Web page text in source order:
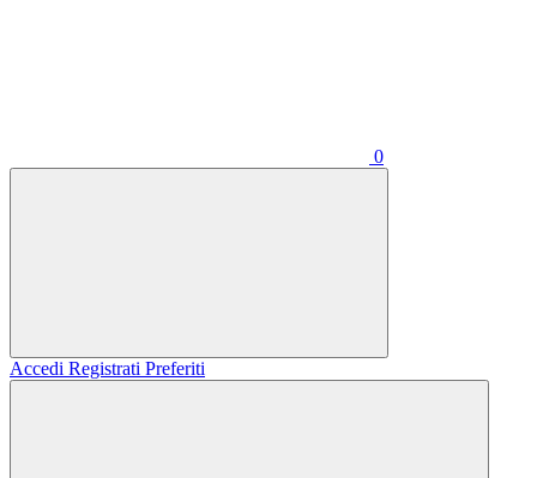
0
Accedi Registrati Preferiti